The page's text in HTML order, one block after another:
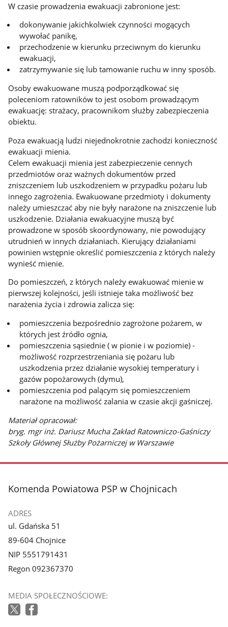
W czasie prowadzenia ewakuacji zabronione jest:
dokonywanie jakichkolwiek czynności mogących
wywołać panikę,
przechodzenie w kierunku przeciwnym do kierunku
ewakuacji,
zatrzymywanie się lub tamowanie ruchu w inny sposób.
Osoby ewakuowane muszą podporządkować się
poleceniom ratowników to jest osobom prowadzącym
ewakuację: strażacy, pracownikom służby zabezpieczenia
obiektu.
Poza ewakuacją ludzi niejednokrotnie zachodzi konieczność
ewakuacji mienia.
Celem ewakuacji mienia jest zabezpieczenie cennych
przedmiotów oraz ważnych dokumentów przed
zniszczeniem lub uszkodzeniem w przypadku pożaru lub
innego zagrożenia. Ewakuowane przedmioty i dokumenty
należy umieszczać aby nie były narażone na zniszczenie lub
uszkodzenie. Działania ewakuacyjne muszą być
prowadzone w sposób skoordynowany, nie powodujący
utrudnień w innych działaniach. Kierujący działaniami
powinien wstępnie określić pomieszczenia z których należy
wynieść mienie.
Do pomieszczeń, z których należy ewakuować mienie w
pierwszej kolejności, jeśli istnieje taka możliwość bez
narażenia życia i zdrowia zalicza się:
pomieszczenia bezpośrednio zagrożone pożarem, w
których jest źródło ognia,
pomieszczenia sąsiednie ( w pionie i w poziomie) -
możliwość rozprzestrzeniania się pożaru lub
uszkodzenia przez działanie wysokiej temperatury i
gazów popożarowych (dymu),
pomieszczenia pod palącym się pomieszczeniem
narażone na możliwość zalania w czasie akcji gaśniczej.
Materiał opracował:
bryg. mgr inż. Dariusz Mucha Zakład Ratowniczo-Gaśniczy
Szkoły Głównej Służby Pożarniczej w Warszawie
stopka
Komenda Powiatowa PSP w Chojnicach
ADRES
ul. Gdańska 51
89-604 Chojnice
NIP 5551791431
Regon 092367370
MEDIA SPOŁECZNOŚCIOWE: